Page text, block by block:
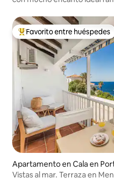
Favorito entre huéspedes
Favorito entre huéspedes
Apartamento en Cala en
Vistas al mar. Terraza en